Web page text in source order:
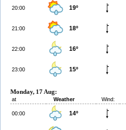
20:00 19º
21:00 18º
22:00 16º
23:00 15º
Monday, 17 Aug:
at Weather Wind:
00:00 14º